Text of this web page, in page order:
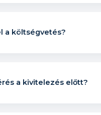
a költségvetés?
a kivitelezés előtt?